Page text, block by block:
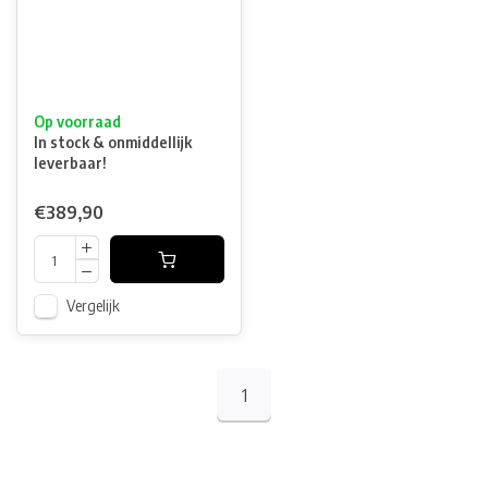
Op voorraad
In stock & onmiddellijk
leverbaar!
€389,90
Vergelijk
1